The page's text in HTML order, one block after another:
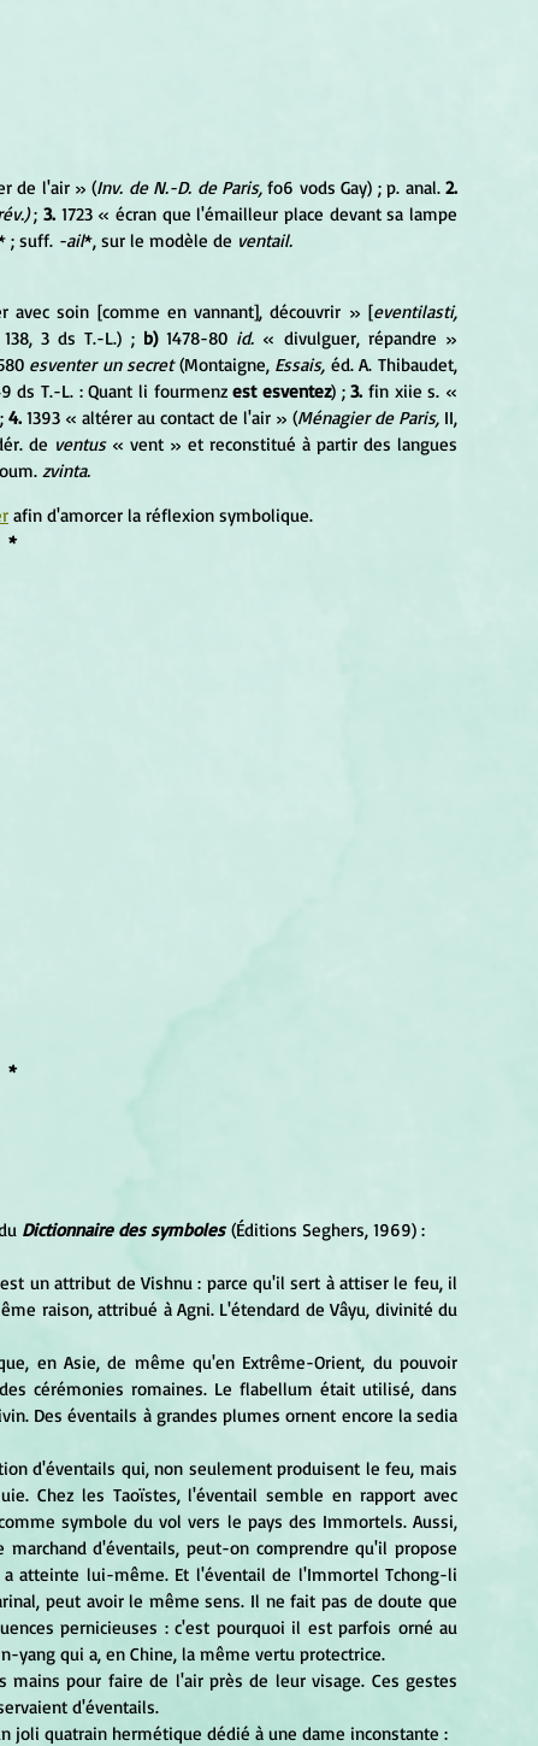
de l'air » (Inv. de N.-D. de Paris, fo6 vods Gay) ; p. anal. 2.
; 3. 1723 « écran que l'émailleur place devant sa lampe
; suff. -ail*, sur le modèle de ventail.
soin [comme en vannant], découvrir » [eventilasti,
138, 3 ds T.-L.) ; b) 1478-80 id. « divulguer, répandre »
esventer un secret (Montaigne, Essais, éd. A. Thibaudet,
ds T.-L. : Quant li fourmenz est esventez) ; 3. fin xiie s. «
4. 1393 « altérer au contact de l'air » (Ménagier de Paris, II,
de ventus « vent » et reconstitué à partir des langues
zvinta.
afin d'amorcer la réflexion symbolique.
*
*
Dictionnaire des symboles (Éditions Seghers, 1969) :
un attribut de Vishnu : parce qu'il sert à attiser le feu, il
raison, attribué à Agni. L'étendard de Vâyu, divinité du
cérémonies romaines. Le flabellum était utilisé, dans
Des éventails à grandes plumes ornent encore la sedia
d'éventails qui, non seulement produisent le feu, mais
Chez les Taoïstes, l'éventail semble en rapport avec
symbole du vol vers le pays des Immortels. Aussi,
d'éventails, peut-on comprendre qu'il propose
atteinte lui-même. Et l'éventail de l'Immortel Tchong-li
peut avoir le même sens. Il ne fait pas de doute que
pernicieuses : c'est pourquoi il est parfois orné au
yang qui a, en Chine, la même vertu protectrice.
d'éventails.
joli quatrain hermétique dédié à une dame inconstante :